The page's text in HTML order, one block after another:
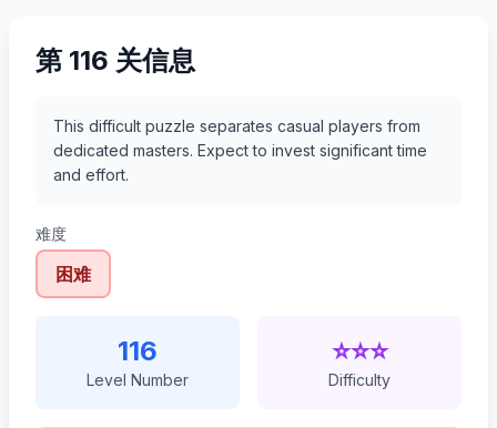
第 116 关信息
This difficult puzzle separates casual players from
dedicated masters. Expect to invest significant time
and effort.
难度
困难
116
Level Number
⭐⭐⭐
Difficulty